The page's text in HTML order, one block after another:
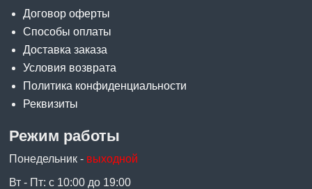
Договор оферты
Способы оплаты
Доставка заказа
Условия возврата
Политика конфиденциальности
Реквизиты
Режим работы
Понедельник - выходной
Вт - Пт: с 10:00 до 19:00